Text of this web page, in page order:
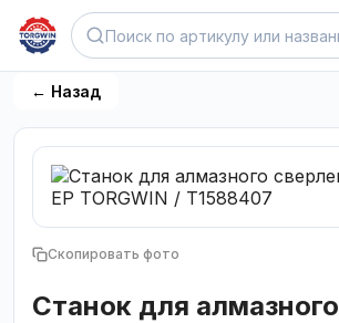
← Назад
Скопировать фото
Станок для алмазного